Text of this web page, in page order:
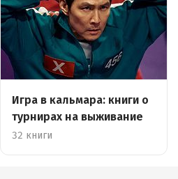
Игра в кальмара: книги о
турнирах на выживание
32 книги